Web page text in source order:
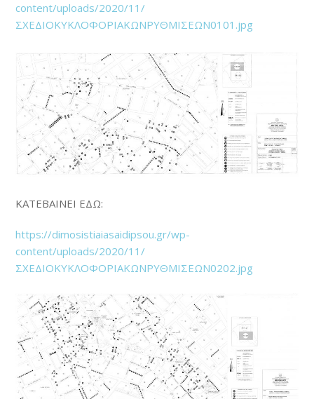
content/uploads/2020/11/
ΣΧΕΔΙΟΚΥΚΛΟΦΟΡΙΑΚΩΝΡΥΘΜΙΣΕΩΝ0101.jpg
ΚΑΤΕΒΑΙΝΕΙ ΕΔΩ:
https://dimosistiaiasaidipsou.gr/wp-
content/uploads/2020/11/
ΣΧΕΔΙΟΚΥΚΛΟΦΟΡΙΑΚΩΝΡΥΘΜΙΣΕΩΝ0202.jpg